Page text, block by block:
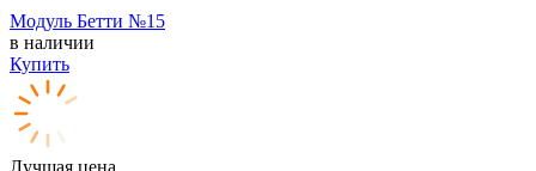
Модуль Бетти №15
в наличии
Купить